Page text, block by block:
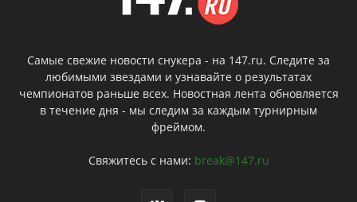
Самые свежие новости снукера - на 147.ru. Следите за
любимыми звездами и узнавайте о результатах
чемпионатов раньше всех. Новостная лента обновляется
в течение дня - мы следим за каждым турнирным
фреймом.
Свяжитесь с нами: break@147.ru